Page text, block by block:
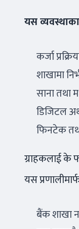
यस
कर्जा
शाखामा
साना तथा
डिजिटल
फिनटेक
ग्राहकलाई के
यस
बैंक शाखा